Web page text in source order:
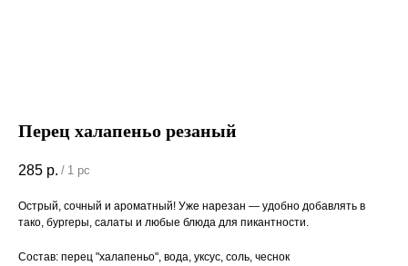
Перец халапеньо резаный
285 р. / 1 pc
Острый, сочный и ароматный! Уже нарезан — удобно добавлять в
тако, бургеры, салаты и любые блюда для пикантности.
Состав: перец "халапеньо", вода, уксус, соль, чеснок